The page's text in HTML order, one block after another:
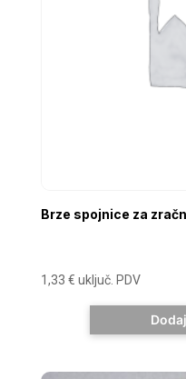
Brze spojnice za
1,33 € uključ. PDV